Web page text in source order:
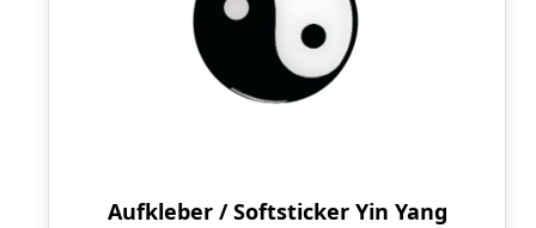
Aufkleber / Softsticker Yin Yang